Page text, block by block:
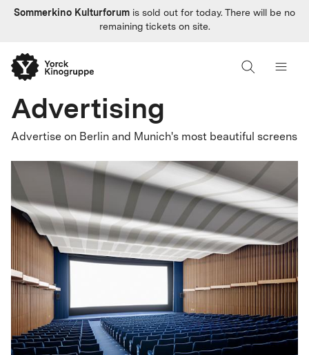
Sommerkino Kulturforum is sold out for today. There will be no
remaining tickets on site.
Advertising
Advertise on Berlin and Munich's most beautiful screens